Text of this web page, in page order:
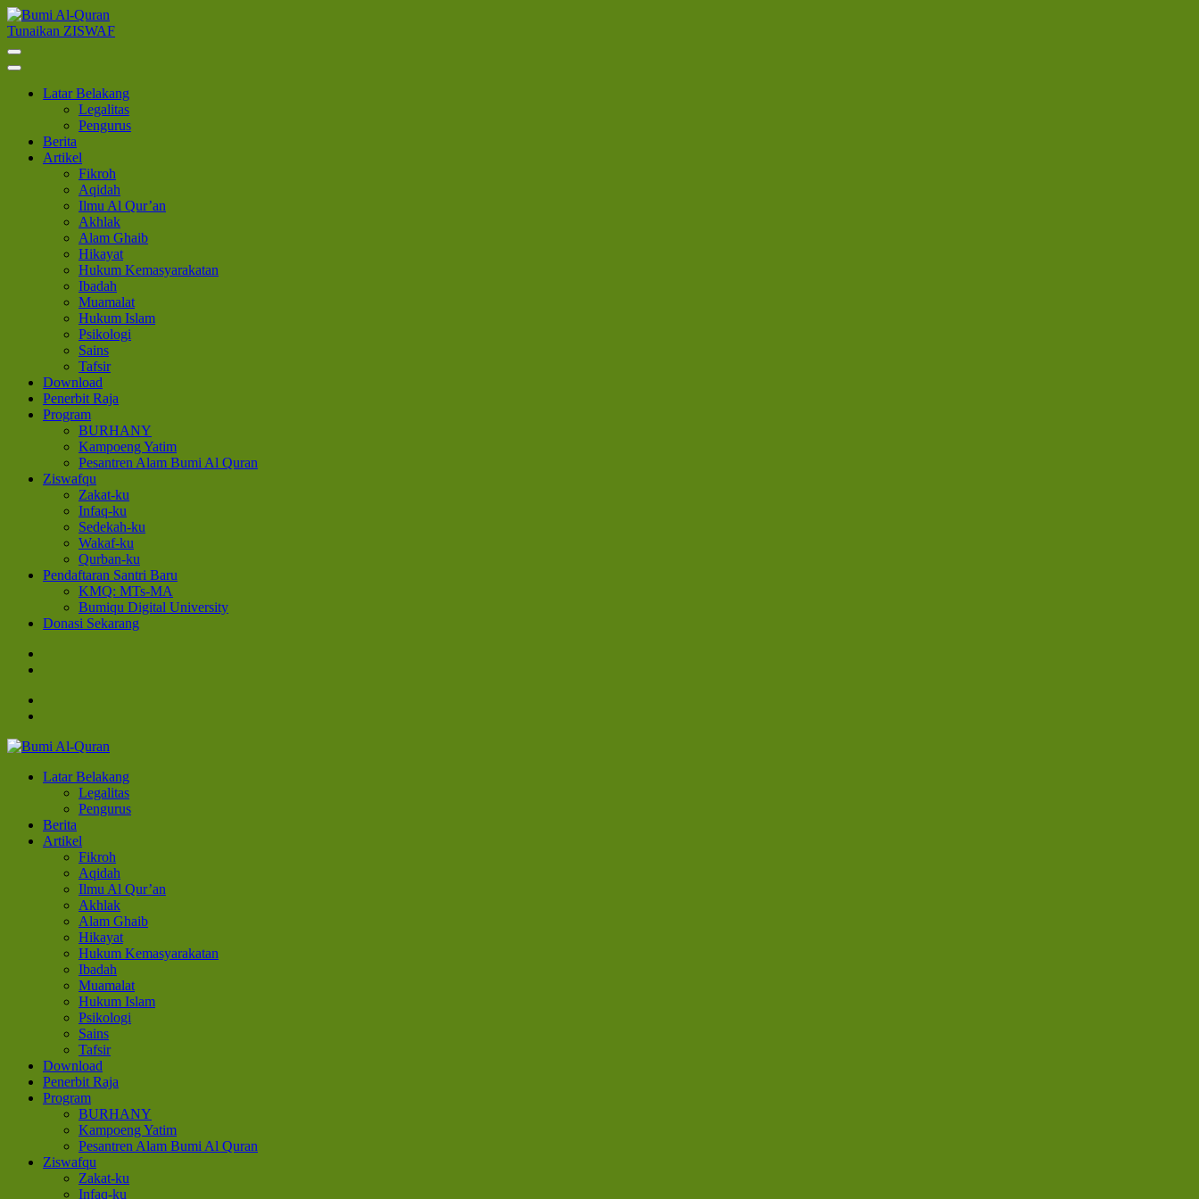
Lompat
ke
konten
(Tekan
Tunaikan ZISWAF
Latar Belakang
Legalitas
Pengurus
Berita
Artikel
Fikroh
Aqidah
Ilmu Al Qur’an
Akhlak
Alam Ghaib
Hikayat
Hukum Kemasyarakatan
Ibadah
Muamalat
Hukum Islam
Psikologi
Sains
Tafsir
Download
Penerbit Raja
Program
BURHANY
Kampoeng Yatim
Pesantren Alam Bumi Al Quran
Ziswafqu
Zakat-ku
Infaq-ku
Sedekah-ku
Wakaf-ku
Qurban-ku
Pendaftaran Santri Baru
KMQ: MTs-MA
Bumiqu Digital University
Donasi Sekarang
Bumi Al-Quran
Sinergi Untuk Kebahagiaan Dunia-Akhirat
Latar Belakang
Legalitas
Pengurus
Berita
Artikel
Fikroh
Aqidah
Ilmu Al Qur’an
Akhlak
Alam Ghaib
Hikayat
Hukum Kemasyarakatan
Ibadah
Muamalat
Hukum Islam
Psikologi
Sains
Tafsir
Download
Penerbit Raja
Program
BURHANY
Kampoeng Yatim
Pesantren Alam Bumi Al Quran
Ziswafqu
Zakat-ku
Infaq-ku